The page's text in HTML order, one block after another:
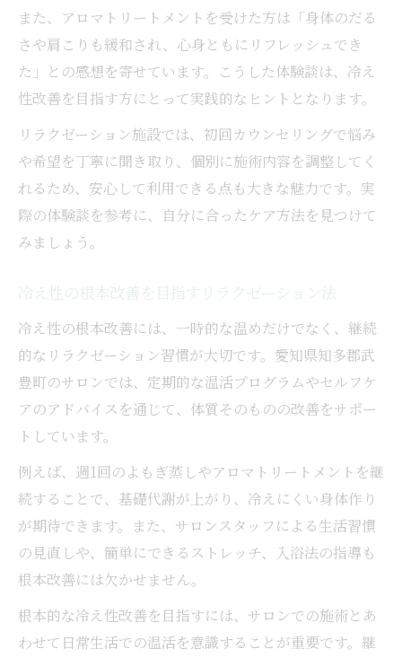
また、アロマトリートメントを受けた方は「身体のだる
さや肩こりも緩和され、心身ともにリフレッシュでき
た」との感想を寄せています。こうした体験談は、冷え
性改善を目指す方にとって実践的なヒントとなります。
リラクゼーション施設では、初回カウンセリングで悩み
や希望を丁寧に聞き取り、個別に施術内容を調整してく
れるため、安心して利用できる点も大きな魅力です。実
際の体験談を参考に、自分に合ったケア方法を見つけて
みましょう。
冷え性の根本改善を目指すリラクゼーション法
冷え性の根本改善には、一時的な温めだけでなく、継続
的なリラクゼーション習慣が大切です。愛知県知多郡武
豊町のサロンでは、定期的な温活プログラムやセルフケ
アのアドバイスを通じて、体質そのものの改善をサポー
トしています。
例えば、週1回のよもぎ蒸しやアロマトリートメントを継
続することで、基礎代謝が上がり、冷えにくい身体作り
が期待できます。また、サロンスタッフによる生活習慣
の見直しや、簡単にできるストレッチ、入浴法の指導も
根本改善には欠かせません。
根本的な冷え性改善を目指すには、サロンでの施術とあ
わせて日常生活での温活を意識することが重要です。継